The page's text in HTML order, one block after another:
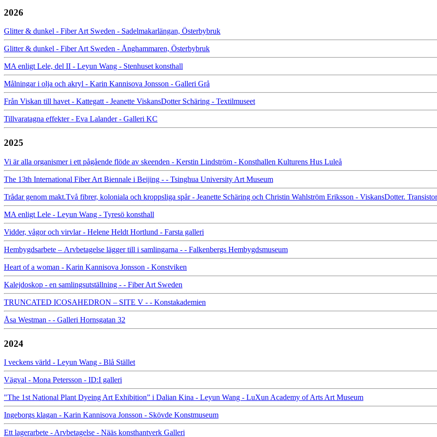
2026
Glitter & dunkel - Fiber Art Sweden - Sadelmakarlängan, Österbybruk
Glitter & dunkel - Fiber Art Sweden - Ånghammaren, Österbybruk
MA enligt Lele, del II - Leyun Wang - Stenhuset konsthall
Målningar i olja och akryl - Karin Kannisova Jonsson - Galleri Grå
Från Viskan till havet - Kattegatt - Jeanette ViskansDotter Schäring - Textilmuseet
Tillvaratagna effekter - Eva Lalander - Galleri KC
2025
Vi är alla organismer i ett pågående flöde av skeenden - Kerstin Lindström - Konsthallen Kulturens Hus Luleå
The 13th International Fiber Art Biennale i Beijing - - Tsinghua University Art Museum
Trådar genom makt.Två fibrer, koloniala och kroppsliga spår - Jeanette Schäring och Christin Wahlström Eriksson - ViskansDotter.
MA enligt Lele - Leyun Wang - Tyresö konsthall
Vidder, vågor och virvlar - Helene Heldt Hortlund - Farsta galleri
Hembygdsarbete – Arvbetagelse lägger till i samlingarna - - Falkenbergs Hembygdsmuseum
Heart of a woman - Karin Kannisova Jonsson - Konstviken
Kalejdoskop - en samlingsutställning - - Fiber Art Sweden
TRUNCATED ICOSAHEDRON – SITE V - - Konstakademien
Åsa Westman - - Galleri Hornsgatan 32
2024
I veckens värld - Leyun Wang - Blå Stället
Vägval - Mona Petersson - ID:I galleri
"The 1st National Plant Dyeing Art Exhibition” i Dalian Kina - Leyun Wang - LuXun Academy of Arts Art Museum
Ingeborgs klagan - Karin Kannisova Jonsson - Skövde Konstmuseum
Ett lagerarbete - Arvbetagelse - Nääs konsthantverk Galleri